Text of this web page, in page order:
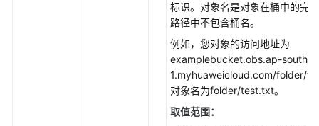
标识。对象名是对象在桶中的完
路径中不包含桶名。
例如，您对象的访问地址为
examplebucket.obs.ap-
1.myhuaweicloud.com/folder/
对象名为folder/test.txt。
取值范围：